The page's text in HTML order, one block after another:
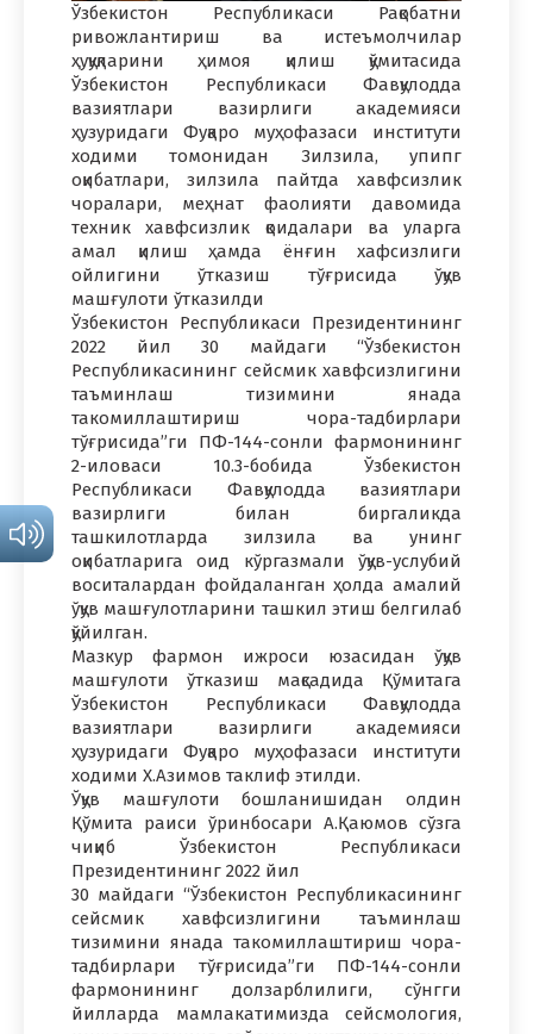
Ўзбекистон Республикаси Рақобатни
ривожлантириш ва истеъмолчилар
ҳуқуқларини ҳимоя қилиш қўмитасида
Ўзбекистон Республикаси Фавқулодда
вазиятлари вазирлиги академияси
ҳузуридаги Фуқаро муҳофазаси институти
ходими томонидан Зилзила, упипг
оқибатлари, зилзила пайтда хавфсизлик
чоралари, меҳнат фаолияти давомида
техник хавфсизлик қоидалари ва уларга
амал қилиш ҳамда ёнғин хафсизлиги
ойлигини ўтказиш тўғрисида ўқув
машғулоти ўтказилди
Ўзбекистон Республикаси Президентининг
2022 йил 30 майдаги “Ўзбекистон
Республикасининг сейсмик хавфсизлигини
таъминлаш тизимини янада
такомиллаштириш чора-тадбирлари
тўғрисида”ги ПФ-144-сонли фармонининг
2-иловаси 10.3-бобида Ўзбекистон
Республикаси Фавқулодда вазиятлари
вазирлиги билан биргаликда
ташкилотларда зилзила ва унинг
оқибатларига оид кўргазмали ўқув-услубий
воситалардан фойдаланган ҳолда амалий
ўқув машғулотларини ташкил этиш белгилаб
қўйилган.
Мазкур фармон ижроси юзасидан ўқув
машғулоти ўтказиш мақсадида Қўмитага
Ўзбекистон Республикаси Фавқулодда
вазиятлари вазирлиги академияси
ҳузуридаги Фуқаро муҳофазаси институти
ходими Х.Азимов таклиф этилди.
Ўқув машғулоти бошланишидан олдин
Қўмита раиси ўринбосари А.Қаюмов сўзга
чиқиб Ўзбекистон Республикаси
Президентининг 2022 йил
30 майдаги “Ўзбекистон Республикасининг
сейсмик хавфсизлигини таъминлаш
тизимини янада такомиллаштириш чора-
тадбирлари тўғрисида”ги ПФ-144-сонли
фармонининг долзарблилиги, сўнгги
йилларда мамлакатимизда сейсмология,